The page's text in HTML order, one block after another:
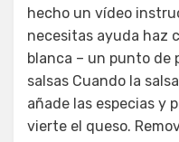
hecho un vídeo
necesitas ayuda haz
blanca – un punto de
salsas Cuando la
añade las especias y
vierte el queso.